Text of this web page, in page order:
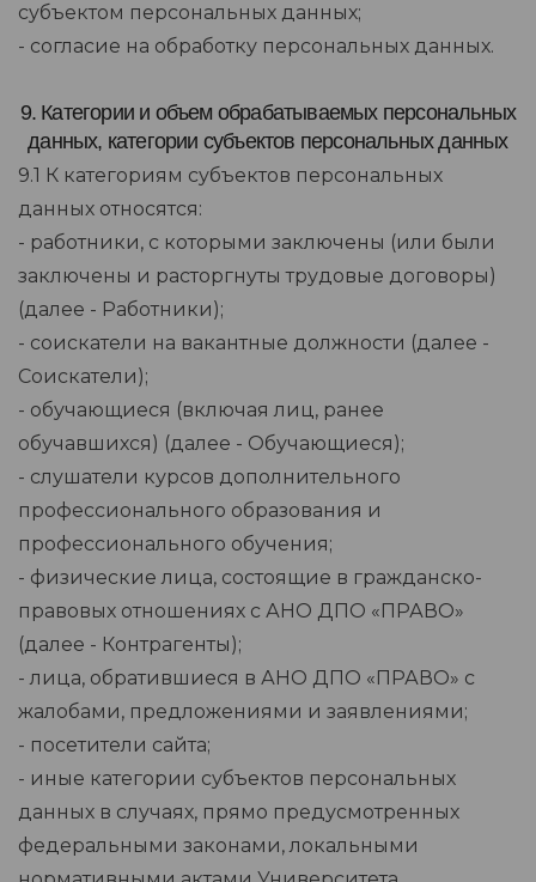
субъектом персональных данных;
- согласие на обработку персональных данных.
9. Категории и объем обрабатываемых персональных
данных, категории субъектов персональных данных
9.1 К категориям субъектов персональных
данных относятся:
- работники, с которыми заключены (или были
заключены и расторгнуты трудовые договоры)
(далее - Работники);
- соискатели на вакантные должности (далее -
Соискатели);
- обучающиеся (включая лиц, ранее
обучавшихся) (далее - Обучающиеся);
- слушатели курсов дополнительного
профессионального образования и
профессионального обучения;
- физические лица, состоящие в гражданско-
правовых отношениях с АНО ДПО «ПРАВО»
(далее - Контрагенты);
- лица, обратившиеся в АНО ДПО «ПРАВО» с
жалобами, предложениями и заявлениями;
- посетители сайта;
- иные категории субъектов персональных
данных в случаях, прямо предусмотренных
федеральными законами, локальными